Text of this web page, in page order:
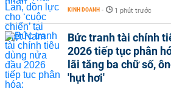
KINH DOANH - 1 phút trước
Bức tranh tài chính
2026 tiếp tục phân
lãi tăng ba chữ số,
'hụt hơi'